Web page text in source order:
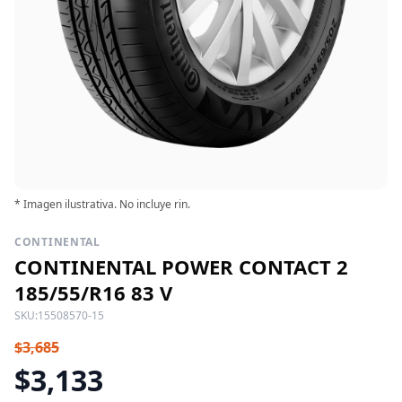
* Imagen ilustrativa. No incluye rin.
CONTINENTAL
CONTINENTAL POWER CONTACT 2
185/55/R16 83 V
SKU:15508570-15
$3,685
$3,133